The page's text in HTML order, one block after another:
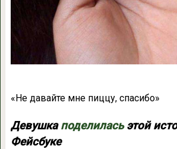
«Не давайте мне пиццу, спасибо»
Девушкаподелиласьэтой
Фейсбуке